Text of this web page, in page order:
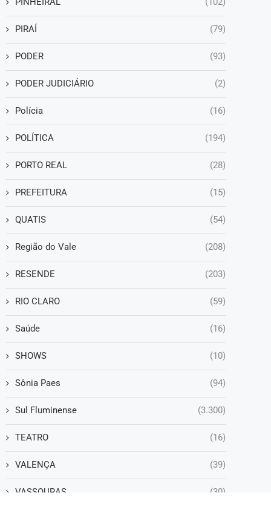
PIRAÍ (79)
PODER (93)
PODER JUDICIÁRIO (2)
Polícia (16)
POLÍTICA (194)
PORTO REAL (28)
PREFEITURA (15)
QUATIS (54)
Região do Vale (208)
RESENDE (203)
RIO CLARO (59)
Saúde (16)
SHOWS (10)
Sônia Paes (94)
Sul Fluminense (3.300)
TEATRO (16)
VALENÇA (39)
VASSOURAS (30)